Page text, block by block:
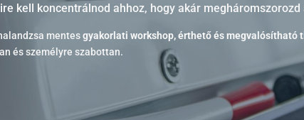
kell koncentrálnod ahhoz, hogy akár
mentesgyakorlati workshop, érthető és megvalósítható
és személyre szabottan.